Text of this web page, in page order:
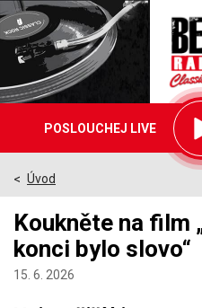
hrajemePOSLOUCHEJ LIVE
Úvod
>
Koukněte na film
konci bylo slovo“
15. 6. 2026